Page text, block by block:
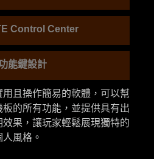
Control Center
能鍵設計
且操作簡易的軟體，可以幫
的所有功能，並提供具有出
果，讓玩家輕鬆展現獨特的
風格。